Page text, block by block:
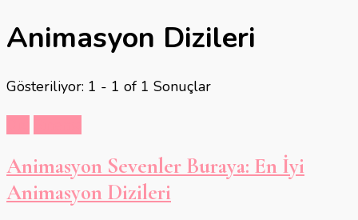
Animasyon Dizileri
Gösteriliyor: 1 - 1 of 1 Sonuçlar
Animasyon Sevenler Buraya: En İyi
Animasyon Dizileri